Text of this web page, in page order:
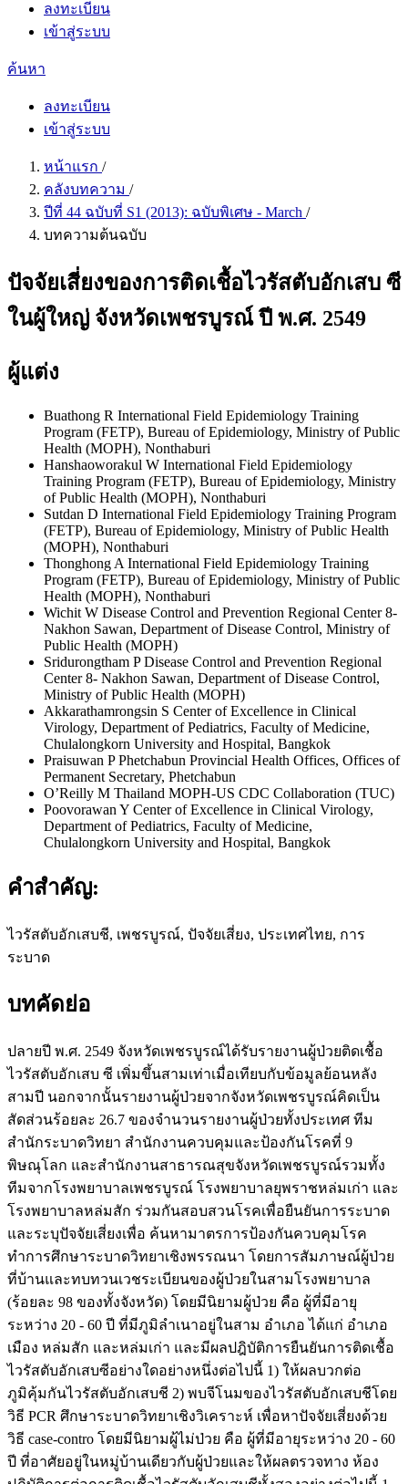
ลงทะเบียน
เข้าสู่ระบบ
ค้นหา
ลงทะเบียน
เข้าสู่ระบบ
หน้าแรก /
คลังบทความ /
ปีที่ 44 ฉบับที่ S1 (2013): ฉบับพิเศษ - March /
บทความต้นฉบับ
ปัจจัยเสี่ยงของการติดเชื้อไวรัสตับอักเสบ ซี
ในผู้ใหญ่ จังหวัดเพชรบูรณ์ ปี พ.ศ. 2549
ผู้แต่ง
Buathong R International Field Epidemiology Training
Program (FETP), Bureau of Epidemiology, Ministry of Public
Health (MOPH), Nonthaburi
Hanshaoworakul W International Field Epidemiology
Training Program (FETP), Bureau of Epidemiology, Ministry
of Public Health (MOPH), Nonthaburi
Sutdan D International Field Epidemiology Training Program
(FETP), Bureau of Epidemiology, Ministry of Public Health
(MOPH), Nonthaburi
Thonghong A International Field Epidemiology Training
Program (FETP), Bureau of Epidemiology, Ministry of Public
Health (MOPH), Nonthaburi
Wichit W Disease Control and Prevention Regional Center 8-
Nakhon Sawan, Department of Disease Control, Ministry of
Public Health (MOPH)
Sridurongtham PDisease Control and Prevention Regional
Center 8- Nakhon Sawan, Department of Disease Control,
Ministry of Public Health (MOPH)
Akkarathamrongsin S Center of Excellence in Clinical
Virology, Department of Pediatrics, Faculty of Medicine,
Chulalongkorn University and Hospital, Bangkok
Praisuwan PPhetchabun Provincial Health Offices, Offices of
Permanent Secretary, Phetchabun
O’Reilly M Thailand MOPH-US CDC Collaboration (TUC)
Poovorawan Y Center of Excellence in Clinical Virology,
Department of Pediatrics, Faculty of Medicine,
Chulalongkorn University and Hospital, Bangkok
คำสำคัญ:
ไวรัสตับอักเสบชี, เพชรบูรณ์, ปัจจัยเสี่ยง, ประเทศไทย, การ
ระบาด
บทคัดย่อ
ปลายปี พ.ศ. 2549 จังหวัดเพชรบูรณ์ได้รับรายงานผู้ป่วยติดเชื้อ
ไวรัสตับอักเสบ ซี เพิ่มขึ้นสามเท่าเมื่อเทียบกับข้อมูลย้อนหลัง
สามปี นอกจากนั้นรายงานผู้ป่วยจากจังหวัดเพชรบูรณ์คิดเป็น
สัดส่วนร้อยละ 26.7 ของจำนวนรายงานผู้ป่วยทั้งประเทศ ทีม
สำนักระบาดวิทยา สำนักงานควบคุมและป้องกันโรคที่ 9
พิษณุโลก และสำนักงานสาธารณสุขจังหวัดเพชรบูรณ์รวมทั้ง
ทีมจากโรงพยาบาลเพชรบูรณ์ โรงพยาบาลยุพราชหล่มเก่า และ
โรงพยาบาลหล่มสัก ร่วมกันสอบสวนโรคเพื่อยืนยันการระบาด
และระบุปัจจัยเสี่ยงเพื่อ ค้นหามาตรการป้องกันควบคุมโรค
ทำการศึกษาระบาดวิทยาเชิงพรรณนา โดยการสัมภาษณ์ผู้ป่วย
ที่บ้านและทบทวนเวชระเบียนของผู้ป่วยในสามโรงพยาบาล
(ร้อยละ 98 ของทั้งจังหวัด) โดยมีนิยามผู้ป่วย คือ ผู้ที่มีอายุ
ระหว่าง 20 - 60 ปี ที่มีภูมิลำเนาอยู่ในสาม อำเภอ ได้แก่ อำเภอ
เมือง หล่มสัก และหล่มเก่า และมีผลปฎิบัติการยืนยันการติดเชื้อ
ไวรัสตับอักเสบซีอย่างใดอย่างหนึ่งต่อไปนี้ 1) ให้ผลบวกต่อ
ภูมิคุ้มกันไวรัสตับอักเสบชี 2) พบจีโนมของไวรัสตับอักเสบชีโดย
วิธี PCR ศึกษาระบาดวิทยาเชิงวิเคราะห์ เพื่อหาปัจจัยเสี่ยงด้วย
วิธี case-contro โดยมีนิยามผู้ไม่ป่วย คือ ผู้ที่มีอายุระหว่าง 20 - 60
ปี ที่อาศัยอยู่ในหมู่บ้านเดียวกับผู้ป่วยและให้ผลตรวจทาง ห้อง